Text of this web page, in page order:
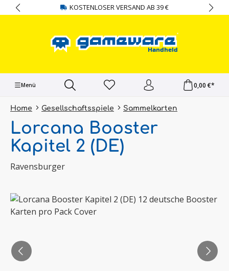
springen KOSTENLOSER VERSAND AB 39 €
Menü 0,00 €*
Home Gesellschaftsspiele Sammelkarten
Lorcana Booster
Kapitel 2 (DE)
Ravensburger
Bildergalerie überspringen